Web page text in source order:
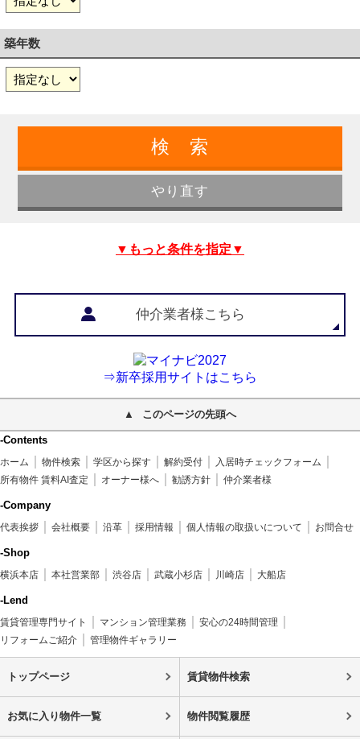
築年数
▼もっと条件を指定▼
仲介業者様こちら
⇒新卒採用サイトはこちら
このページの先頭へ
-Contents
ホーム 物件検索 学区から探す 解約受付
入居時チェックフォーム
所有物件 賃料AI査定
オーナー様へ 勧誘方針 仲介業者様
-Company
代表挨拶 会社概要 沿革 採用情報 個人情報の取扱いについて お問合せ
-Shop
横浜本店 本社営業部 渋谷店 武蔵小杉店 川崎店 大船店
-Lend
賃貸管理専門サイト マンション管理業務
安心の24時間管理
リフォームご紹介
管理物件ギャラリー
トップページ 賃貸物件検索
お気に入り物件一覧 物件閲覧履歴